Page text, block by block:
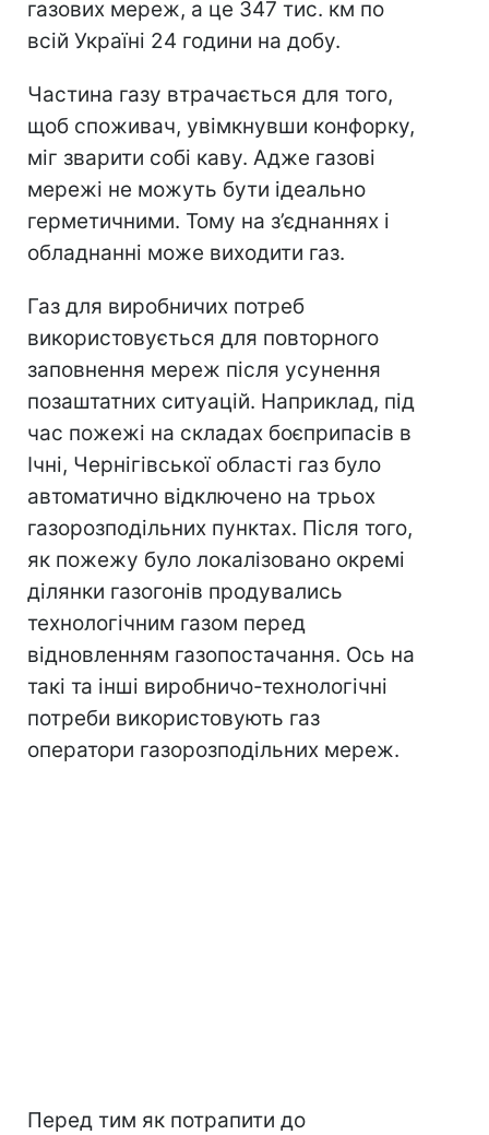
газових мереж, а це 347 тис. км по
всій Україні 24 години на добу.
Частина газу втрачається для того,
щоб споживач, увімкнувши конфорку,
міг зварити собі каву. Адже газові
мережі не можуть бути ідеально
герметичними. Тому на з’єднаннях і
обладнанні може виходити газ.
Газ для виробничих потреб
використовується для повторного
заповнення мереж після усунення
позаштатних ситуацій. Наприклад, під
час пожежі на складах боєприпасів в
Ічні, Чернігівської області газ було
автоматично відключено на трьох
газорозподільних пунктах. Після того,
як пожежу було локалізовано окремі
ділянки газогонів продувались
технологічним газом перед
відновленням газопостачання. Ось на
такі та інші виробничо-технологічні
потреби використовують газ
оператори газорозподільних мереж.
Перед тим як потрапити до